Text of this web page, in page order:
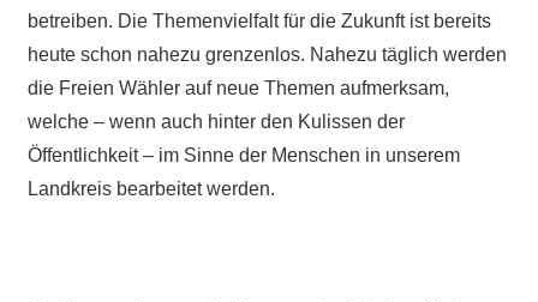
betreiben. Die Themenvielfalt für die Zukunft ist bereits
heute schon nahezu grenzenlos. Nahezu täglich werden
die Freien Wähler auf neue Themen aufmerksam,
welche – wenn auch hinter den Kulissen der
Öffentlichkeit – im Sinne der Menschen in unserem
Landkreis bearbeitet werden.